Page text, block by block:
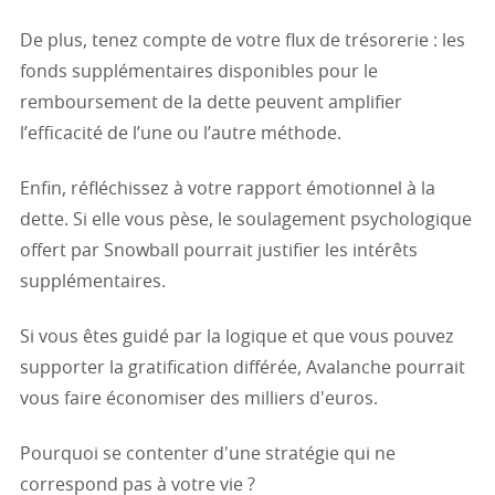
De plus, tenez compte de votre flux de trésorerie : les
fonds supplémentaires disponibles pour le
remboursement de la dette peuvent amplifier
l’efficacité de l’une ou l’autre méthode.
Enfin, réfléchissez à votre rapport émotionnel à la
dette. Si elle vous pèse, le soulagement psychologique
offert par Snowball pourrait justifier les intérêts
supplémentaires.
Si vous êtes guidé par la logique et que vous pouvez
supporter la gratification différée, Avalanche pourrait
vous faire économiser des milliers d'euros.
Pourquoi se contenter d'une stratégie qui ne
correspond pas à votre vie ?